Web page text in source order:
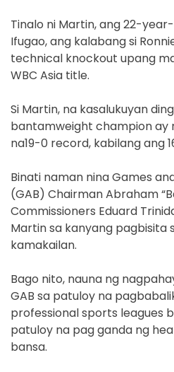
Tinalo ni Martin, ang 22-
Ifugao, ang kalabang si
technical knockout upang
WBC Asia title.
Si Martin, na kasalukuyan
bantamweight champion ay
na19-0 record, kabilang ang
Binati naman nina Games
(GAB) Chairman Abraham
Commissioners Eduard
Martin sa kanyang pagbisita
kamakailan.
Bago nito, nauna ng
GAB sa patuloy na
professional sports leagues
patuloy na pag ganda ng
bansa.